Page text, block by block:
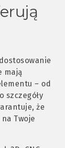
mają
– od
szczegóły
że
Twoje